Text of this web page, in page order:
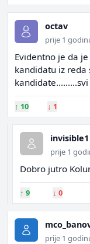
octav
prije 1
Evidentno je da
kandidatu iz reda
↑ 10 ↓ 1
invisible1
prije 1
Dobro jutro
↑ 9 ↓ 0
prije 1